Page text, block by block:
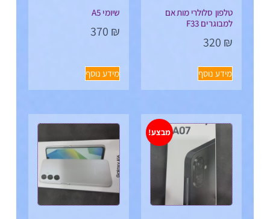
טלפון סלולרי מותאם
למבוגרים F33
320 ₪
מידע נוסף
שיומי A5
370 ₪
מידע נוסף
מבצע!